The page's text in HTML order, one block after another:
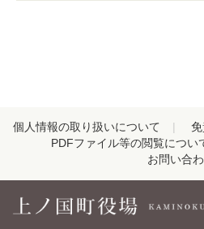
個人情報の取り扱いについて
PDFファイル等の閲覧につい
お問い合